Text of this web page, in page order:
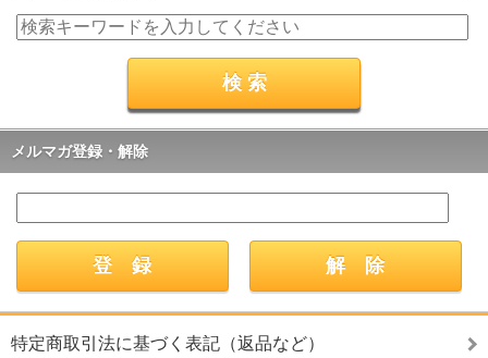
メルマガ登録・解除
特定商取引法に基づく表記（返品など）